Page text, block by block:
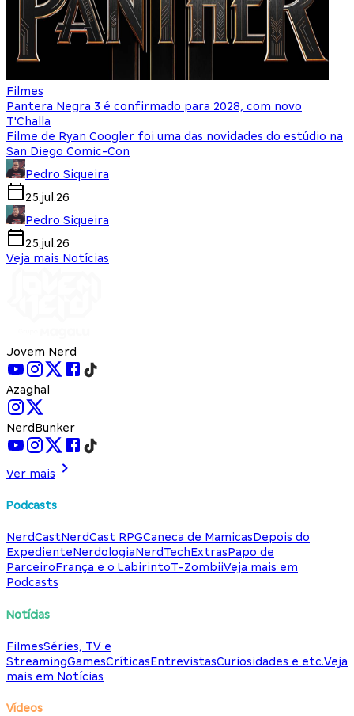
Filmes
Pantera Negra 3 é confirmado para 2028, com novo
T'Challa
Filme de Ryan Coogler foi uma das novidades do estúdio na
San Diego Comic-Con
Pedro Siqueira
25.jul.26
Pedro Siqueira
25.jul.26
Veja mais Notícias
Jovem Nerd
Azaghal
NerdBunker
Ver mais
Podcasts
NerdCastNerdCast RPGCaneca de MamicasDepois do
ExpedienteNerdologiaNerdTechExtrasPapo de
ParceiroFrança e o LabirintoT-ZombiiVeja mais em
Podcasts
Notícias
FilmesSéries, TV e
StreamingGamesCríticasEntrevistasCuriosidades e etc.Veja
mais em Notícias
Vídeos